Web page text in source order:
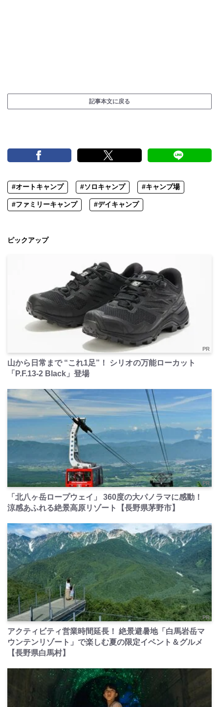
記事本文に戻る
#オートキャンプ #ソロキャンプ #キャンプ場
#ファミリーキャンプ #デイキャンプ
ピックアップ
PR
山から日常まで “これ1足”！ シリオの万能ローカット
「P.F.13-2 Black」登場
PR
「北八ヶ岳ロープウェイ」 360度の大パノラマに感動！
涼感あふれる絶景高原リゾート【長野県茅野市】
PR
アクティビティ営業時間延長！ 絶景避暑地「白馬岩岳マ
ウンテンリゾート」で楽しむ夏の限定イベント＆グルメ
【長野県白馬村】